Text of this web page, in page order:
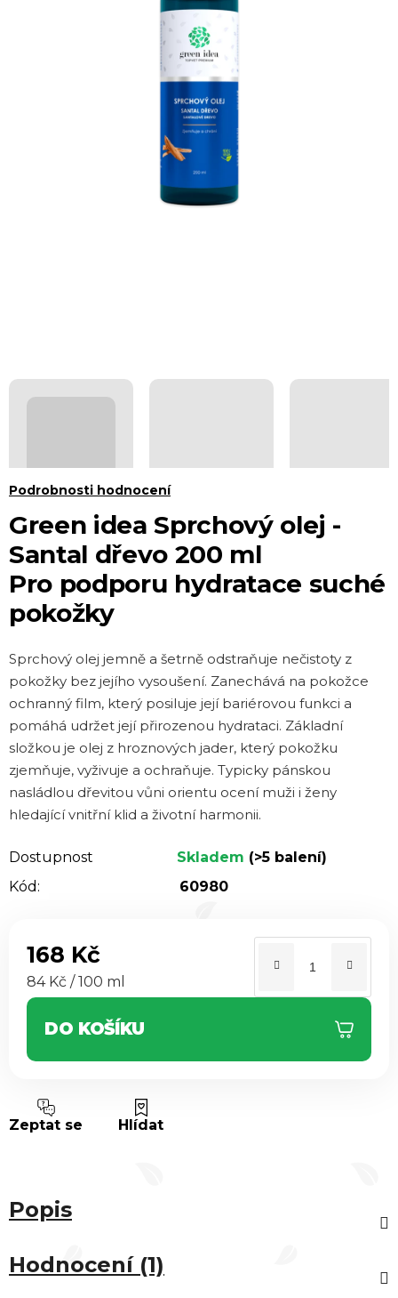
Green idea Sprchový olej -
Santal dřevo 200 ml
Pro podporu hydratace suché
pokožky
Průměrné
hodnocení
produktu
je
5,0
z 5
Podrobnosti hodnocení
Sprchový olej jemně a šetrně odstraňuje nečistoty z
pokožky bez jejího vysoušení. Zanechává na pokožce
ochranný film, který posiluje její bariérovou funkci a
pomáhá udržet její přirozenou hydrataci. Základní
složkou je olej z hroznových jader, který pokožku
zjemňuje, vyživuje a ochraňuje. Typicky pánskou
nasládlou dřevitou vůni orientu ocení muži i ženy
hledající vnitřní klid a životní harmonii.
Dostupnost Skladem (>5 balení)
Kód:
60980
168 Kč
Měrná cena:
84 Kč / 100 ml
DO KOŠÍKU
Zeptat se Hlídat
Popis
Hodnocení (1)